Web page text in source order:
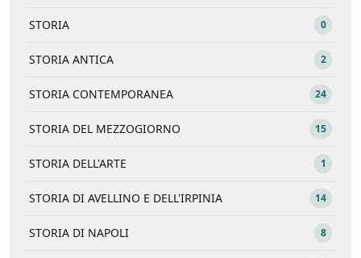
STORIA 0
STORIA ANTICA 2
STORIA CONTEMPORANEA 24
STORIA DEL MEZZOGIORNO 15
STORIA DELL'ARTE 1
STORIA DI AVELLINO E DELL'IRPINIA 14
STORIA DI NAPOLI 8